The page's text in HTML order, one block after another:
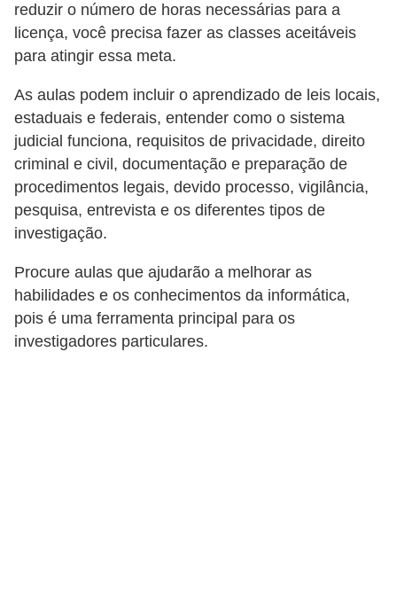
reduzir o número de horas necessárias para a
licença, você precisa fazer as classes aceitáveis ​​
para atingir essa meta.
As aulas podem incluir o aprendizado de leis locais,
estaduais e federais, entender como o sistema
judicial funciona, requisitos de privacidade, direito
criminal e civil, documentação e preparação de
procedimentos legais, devido processo, vigilância,
pesquisa, entrevista e os diferentes tipos de
investigação.
Procure aulas que ajudarão a melhorar as
habilidades e os conhecimentos da informática,
pois é uma ferramenta principal para os
investigadores particulares.
p
o
n
t
o
S
o
f
t
a
r
e